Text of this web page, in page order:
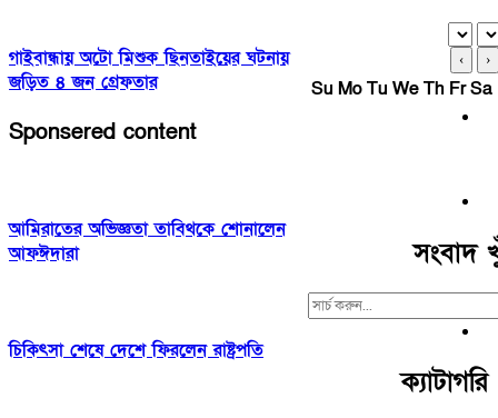
গাইবান্ধায় অটো মিশুক ছিনতাইয়ের ঘটনায়
জড়িত ৪ জন গ্রেফতার
Sponsered content
আমিরাতের অভিজ্ঞতা তাবিথকে শোনালেন
আফঈদারা
চিকিৎসা শেষে দেশে ফিরলেন রাষ্ট্রপতি
‹ ›
Su MoTu WeTh FrSa
সংবাদ
Search
For: